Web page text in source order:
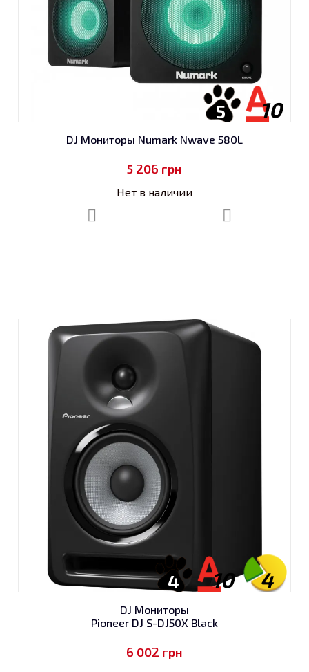
10
5
DJ Мониторы Numark Nwave 580L
5 206 грн
Нет в наличии
4
10
4
DJ Мониторы
Pioneer DJ S-DJ50X Black
6 002 грн